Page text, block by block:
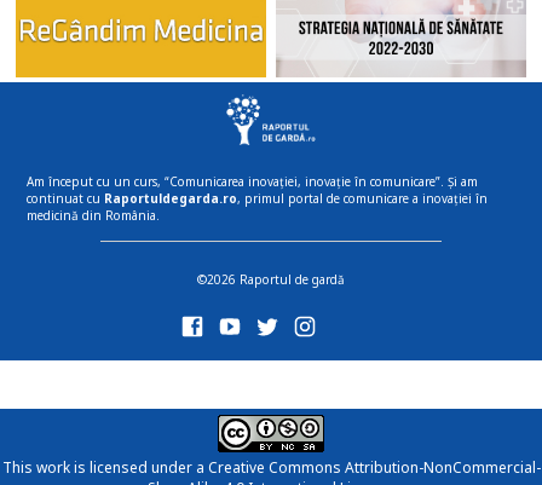
Am început cu un curs, “Comunicarea inovației, inovație în comunicare”. Și am
continuat cu Raportuldegarda.ro, primul portal de comunicare a inovației în
medicină din România.
©2026 Raportul de gardă
This work is licensed under a Creative Commons Attribution-NonCommercial-